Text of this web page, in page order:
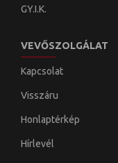
GY.I.K.
VEVŐSZOLGÁLAT
Kapcsolat
Visszáru
Honlaptérkép
Hírlevél